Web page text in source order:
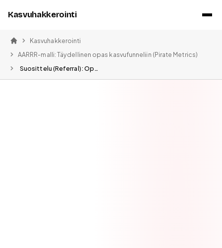
Kasvuhakkerointi
Etusivu
Kasvuhakkerointi
AARRR-malli: Täydellinen opas kasvufunneliin (Pirate Metrics)
Suosittelu (Referral): Opas viraalikasvuun